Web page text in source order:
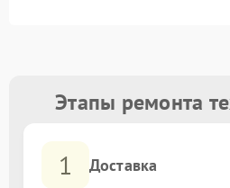
Этапы ремонта
1 Доставка